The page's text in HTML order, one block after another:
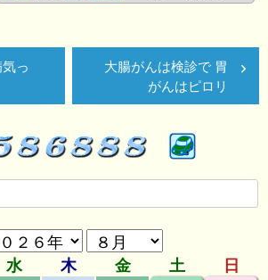
っ
大腸がんは検診で 胃
がんはピロリ